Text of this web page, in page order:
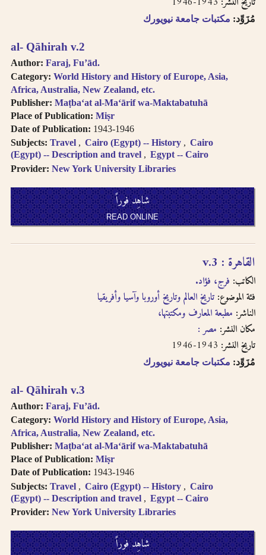
al- Qāhirah v.2
Author: Faraj, Fuʼād.
Category: World History and History of Europe, Asia,
Africa, Australia, New Zealand, etc.
Publisher: Maṭbaʻat al-Maʻārif wa-Maktabatuhā
Place of Publication: Miṣr
Date of Publication: 1943-1946
Subjects: Travel Cairo (Egypt) -- History
Cairo
(Egypt) -- Description and travel
Egypt -- Cairo
Provider: New York University Libraries
شاهِد فوراً
READ ONLINE
مُزَوِّد: مكتبات جامعة نيويورك
al- Qāhirah v.3
Author: Faraj, Fuʼād.
Category: World History and History of Europe, Asia,
Africa, Australia, New Zealand, etc.
Publisher: Maṭbaʻat al-Maʻārif wa-Maktabatuhā
Place of Publication: Miṣr
Date of Publication: 1943-1946
Subjects: Travel Cairo (Egypt) -- History
Cairo
(Egypt) -- Description and travel
Egypt -- Cairo
Provider: New York University Libraries
شاهِد فوراً
القاهرة : v.3
الكاتب: فرج، فؤاد.
فئة الموضوع: تاريخ العالم وتاريخ أوروبا وآسيا وأفريقيا
الناشر: مطبعة المعارف ومكتبتها،
مكان النشر: مصر :
تاريخ النشر:
مُزَوِّد: مكتبات جامعة نيويورك